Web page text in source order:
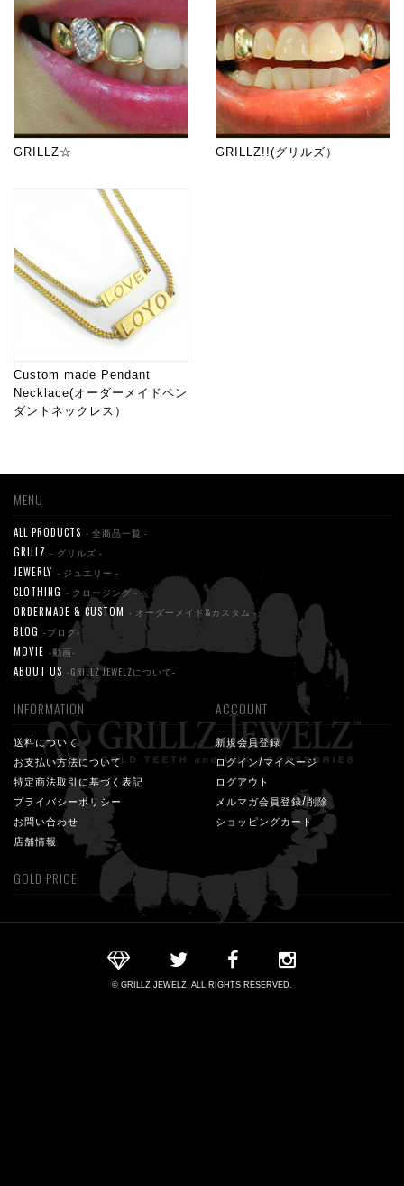
GRILLZ☆ GRILLZ!!(グリルズ）
Custom made Pendant
Necklace(オーダーメイドペン
ダントネックレス）
MENU
ALL PRODUCTS - 全商品一覧 -
GRILLZ - グリルズ -
JEWERLY - ジュエリー -
CLOTHING - クロージング -
ORDERMADE & CUSTOM - オーダーメイド&カスタム -
BLOG -ブログ-
MOVIE -動画-
ABOUT US -GRILLZ JEWELZについて-
INFORMATION
送料について
お支払い方法について
特定商法取引に基づく表記
プライバシーポリシー
お問い合わせ
店舗情報
ACCOUNT
新規会員登録
ログイン/マイページ
ログアウト
メルマガ会員登録/削除
ショッピングカート
GOLD PRICE
© GRILLZ JEWELZ. ALL RIGHTS RESERVED.